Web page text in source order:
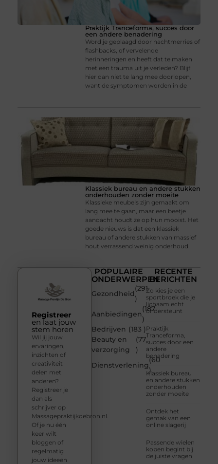
Praktijk Tranceforma, succes door
een andere benadering
Word je geplaagd door nachtmerries of
flashbacks, of vervelende
herinneringen en heeft dat te maken
met een trauma uit je verleden? Blijf
hier dan niet te lang mee doorlopen,
want de symptomen worden in de
Klassiek bureau en andere stukken
onderhouden zonder moeite
Klassieke meubels zijn gemaakt om
lang mee te gaan, maar een beetje
aandacht houdt ze op hun mooist. Het
goede nieuws is dat een klassiek
bureau of andere stukken van massief
hout verrassend weinig onderhoud
POPULAIRE
ONDERWERPEN
Gezondheid
(291
)
Aanbiedingen
(187
)
Bedrijven (183 )
Beauty en
verzorging
(77
)
Dienstverlening
(60
)
RECENTE
BERICHTEN
Zo kies je een
sportbroek die je
lichaam echt
ondersteunt
Praktijk
Tranceforma,
succes door een
andere
benadering
Klassiek bureau
en andere stukken
onderhouden
zonder moeite
Ontdek het
gemak van een
online slagerij
Passende wielen
kopen begint bij
de juiste vragen
Registreer
en laat jouw
stem horen
Wil jij jouw
ervaringen,
inzichten of
creativiteit
delen met
anderen?
Registreer je
dan als
schrijver op
Massagepraktijkdebron.nl.
Of je nu één
keer wilt
bloggen of
regelmatig
jouw ideeën